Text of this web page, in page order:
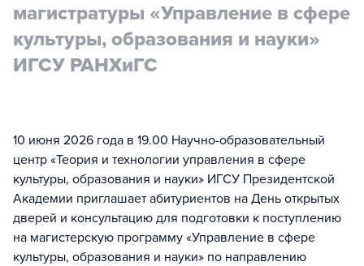
магистратуры «Управление в сфере
культуры, образования и науки»
ИГСУ РАНХиГС
10 июня 2026 года в 19.00 Научно-образовательный
центр «Теория и технологии управления в сфере
культуры, образования и науки» ИГСУ Президентской
Академии приглашает абитуриентов на День открытых
дверей и консультацию для подготовки к поступлению
на магистерскую программу «Управление в сфере
культуры, образования и науки» по направлению